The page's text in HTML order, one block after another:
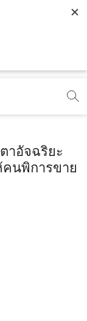
| CAMPAIGN |
าอัจฉริยะ
คนพิการขาย